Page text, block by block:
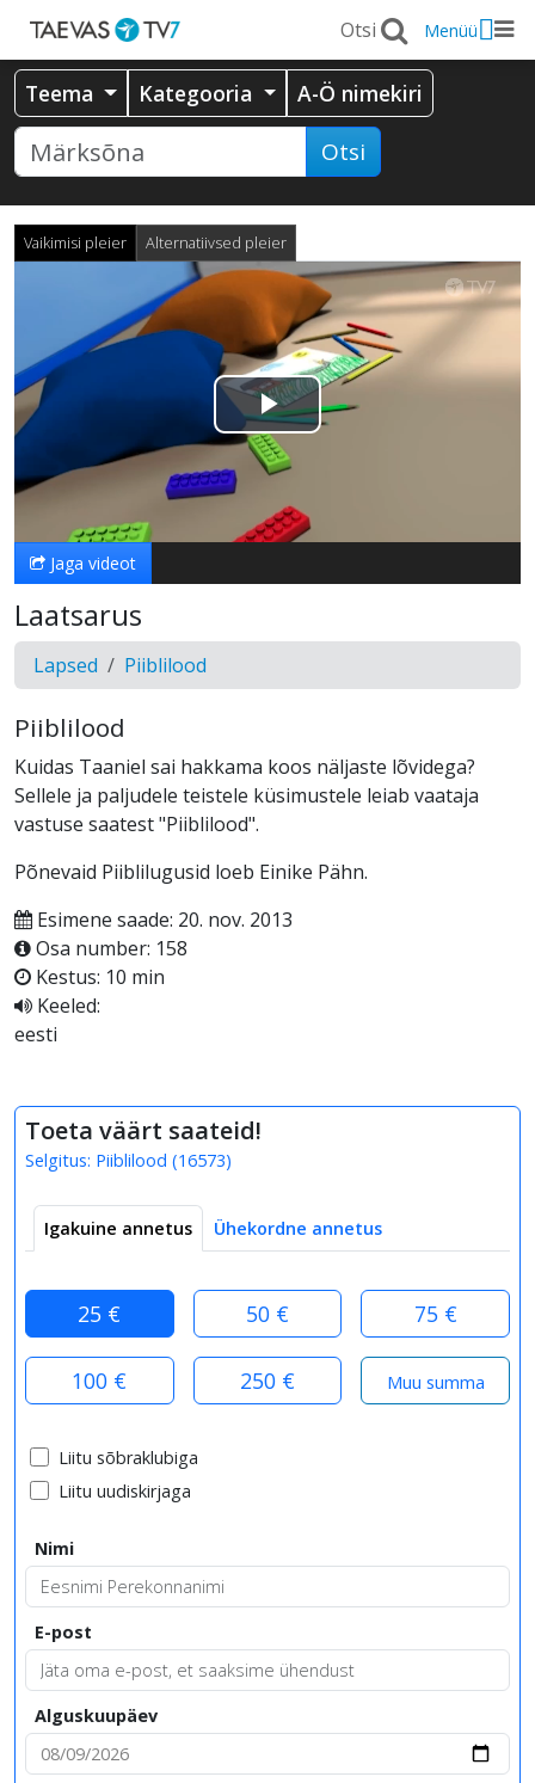
Menüü
Teema Kategooria A-Ö nimekiri
Otsi
Vaikimisi pleier Alternatiivsed pleier
Esita
video
Jaga videot
Laatsarus
Lapsed Piiblilood
Piiblilood
Kuidas Taaniel sai hakkama koos näljaste lõvidega?
Sellele ja paljudele teistele küsimustele leiab vaataja
vastuse saatest "Piiblilood".
Põnevaid Piiblilugusid loeb Einike Pähn.
Esimene saade: 20. nov. 2013
Osa number: 158
Kestus: 10 min
Keeled:
eesti
Toeta väärt saateid!
Selgitus: Piiblilood (16573)
Igakuine annetus Ühekordne annetus
25 € 50 € 75 €
100 € 250 €
Liitu sõbraklubiga
Liitu uudiskirjaga
Nimi
E-post
Alguskuupäev